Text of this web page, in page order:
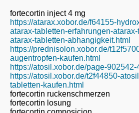
fortecortin inject 4 mg
https://atarax.xobor.de/f64155-
atarax-tabletten-erfahrungen-
atarax-tabletten-abhangigkeit.html
https://prednisolon.xobor.de/
augentropfen-kaufen.html
https://atosil.xobor.de/page-902542-
https://atosil.xobor.de/t2f44850-
tabletten-kaufen.html
fortecortin ruckenschmerzen
fortecortin losung